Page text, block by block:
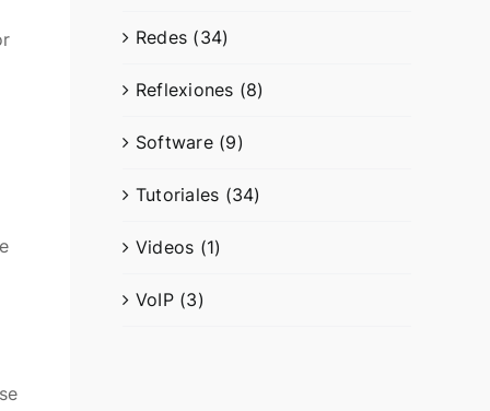
Redes (34)
Reflexiones (8)
Software (9)
Tutoriales (34)
Videos (1)
VoIP (3)